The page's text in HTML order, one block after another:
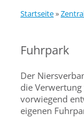
Startseite»
Fuhrpark
Der
die
vorwiegend
eigenen